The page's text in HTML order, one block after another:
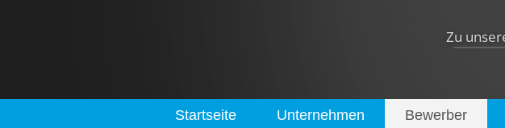
Zu
Startseite Unternehmen Bewerber